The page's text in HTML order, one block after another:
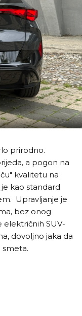
prirodno.
a pogon na
kvalitetu na
kao standard
Upravljanje je
bez onog
električnih SUV-
dovoljno jaka da
smeta.